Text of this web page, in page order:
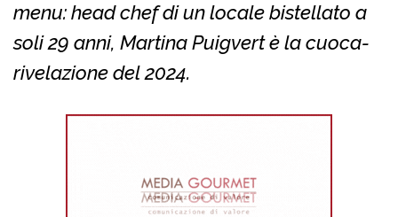
menu: head chef di un locale bistellato a
soli 29 anni, Martina Puigvert è la cuoca-
rivelazione del 2024.